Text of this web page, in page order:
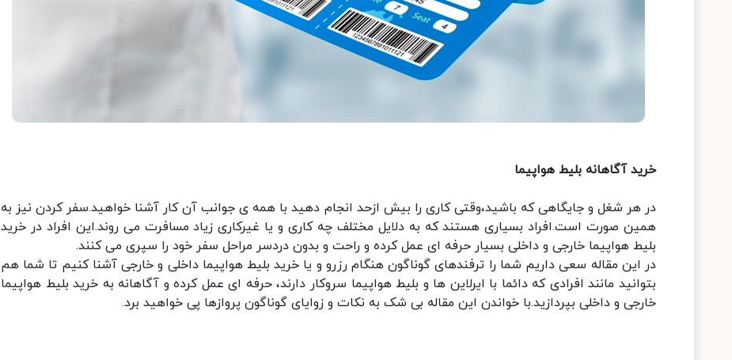
خرید آگاهانه بلیط هواپیما
در هر شغل و جایگاهی که باشید،وقتی کاری را بیش ازحد انجام دهید با همه ی جوانب آن کار آشنا خواهید.سفر کردن نیز به
همین صورت است.افراد بسیاری هستند که به دلایل مختلف چه کاری و یا غیرکاری زیاد مسافرت می روند.این افراد در خرید
بلیط هواپیما خارجی و داخلی بسیار حرفه ای عمل کرده و راحت و بدون دردسر مراحل سفر خود را سپری می کنند.
در این مقاله سعی داریم شما را ترفندهای گوناگون هنگام رزرو و یا خرید بلیط هواپیما داخلی و خارجی آشنا کنیم تا شما هم
بتوانید مانند افرادی که دائما با ایرلاین ها و بلیط هواپیما سروکار دارند، حرفه ای عمل کرده و آگاهانه به خرید بلیط هواپیما
خارجی و داخلی بپردازید.با خواندن این مقاله بی شک به نکات و زوایای گوناگون پروازها پی خواهید برد.